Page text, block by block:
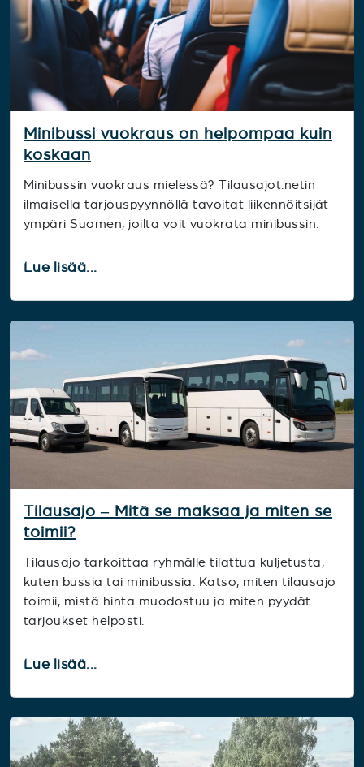
Minibussi vuokraus on helpompaa kuin
koskaan
Minibussin vuokraus mielessä? Tilausajot.netin
ilmaisella tarjouspyynnöllä tavoitat liikennöitsijät
ympäri Suomen, joilta voit vuokrata minibussin.
Lue lisää...
Tilausajo – Mitä se maksaa ja miten se
toimii?
Tilausajo tarkoittaa ryhmälle tilattua kuljetusta,
kuten bussia tai minibussia. Katso, miten tilausajo
toimii, mistä hinta muodostuu ja miten pyydät
tarjoukset helposti.
Lue lisää...